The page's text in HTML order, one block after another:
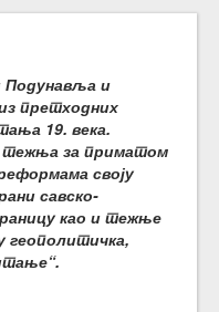
Подунавља и
претходних
19. века.
тежња за приматом
своју
савско-
као и тежње
геополитичка,